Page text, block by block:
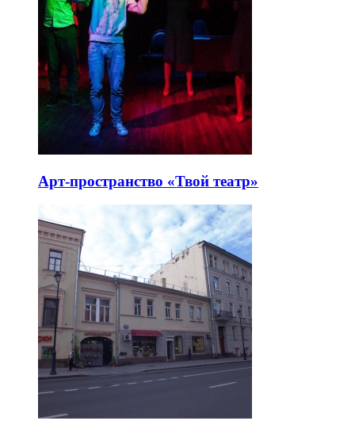
Арт-пространство «Твой театр»